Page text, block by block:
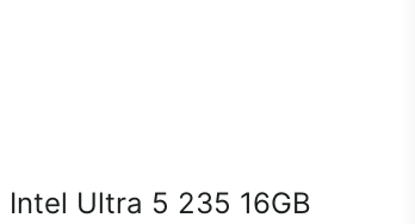
Intel Ultra 5 235 16GB